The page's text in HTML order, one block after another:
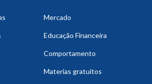
Mercado
Educação Financeira
Comportamento
Materias gratuitos